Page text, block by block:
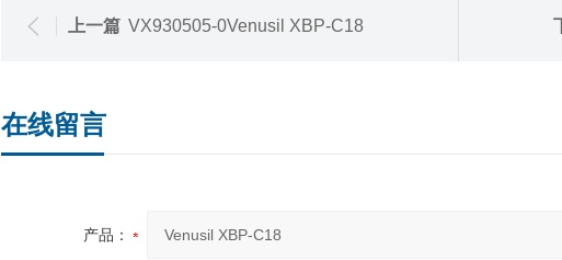
上一篇 VX930505-0Venusil XBP-C18
在线留言
产品：